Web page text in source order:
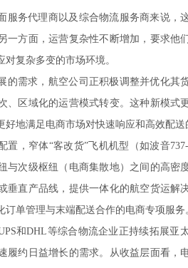
服务代理商以及综合物流服务商来说，
一方面，运营复杂性不断增加，要求他
复杂多变的市场环境。
的需求，航空公司正积极调整并优化其
、区域化的运营模式转变。这种新模式
地满足电商市场对快速响应和高效配送
置，窄体“客改货”飞机机型（如波音
与次级枢纽（电商集散地）之间的高密
垂直产品线，提供一体化的航空货运解
单管理与末端配送合作的电商专项服务
和DHL等综合物流企业正持续拓展亚
履约日益增长的需求。从收益层面看，